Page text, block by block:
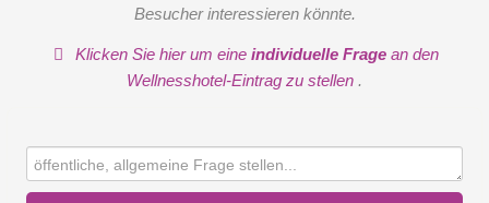
Besucher interessieren könnte.
Klicken Sie hier um eineindividuelle Frage an den
Wellnesshotel-Eintrag zu stellen .